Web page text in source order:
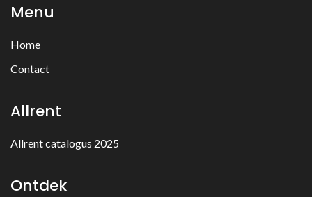
Menu
Home
Contact
Allrent
Allrent catalogus 2025
Ontdek